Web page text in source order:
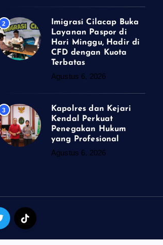
2
Imigrasi Cilacap Buka
Layanan Paspor di
Hari Minggu, Hadir di
CFD dengan Kuota
Terbatas
Agustus 6, 2026
3
Kapolres dan Kejari
Kendal Perkuat
Penegakan Hukum
yang Profesional
Agustus 6, 2026